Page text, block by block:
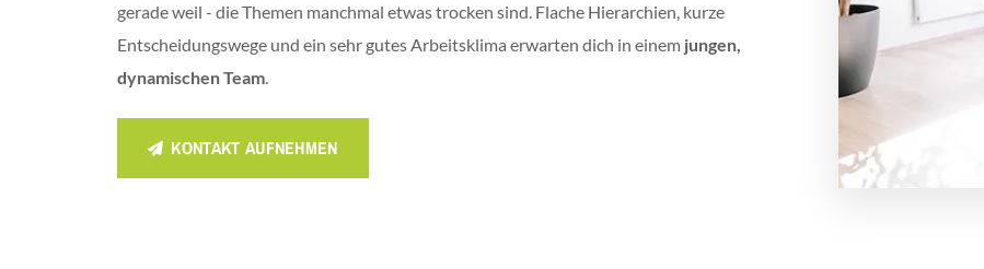
gerade weil - die Themen manchmal etwas trocken sind. Flache Hierarchien, kurze
Entscheidungswege und ein sehr gutes Arbeitsklima erwarten dich in einem jungen,
dynamischen Team.
KONTAKT AUFNEHMEN